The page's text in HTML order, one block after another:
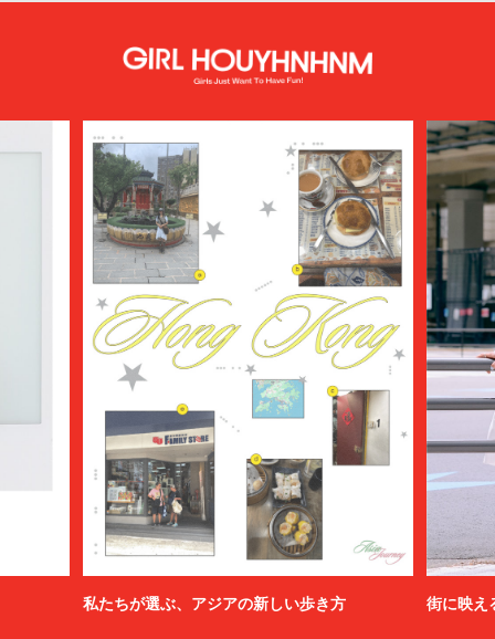
私たちが選ぶ、アジアの新しい歩き方 街に映え